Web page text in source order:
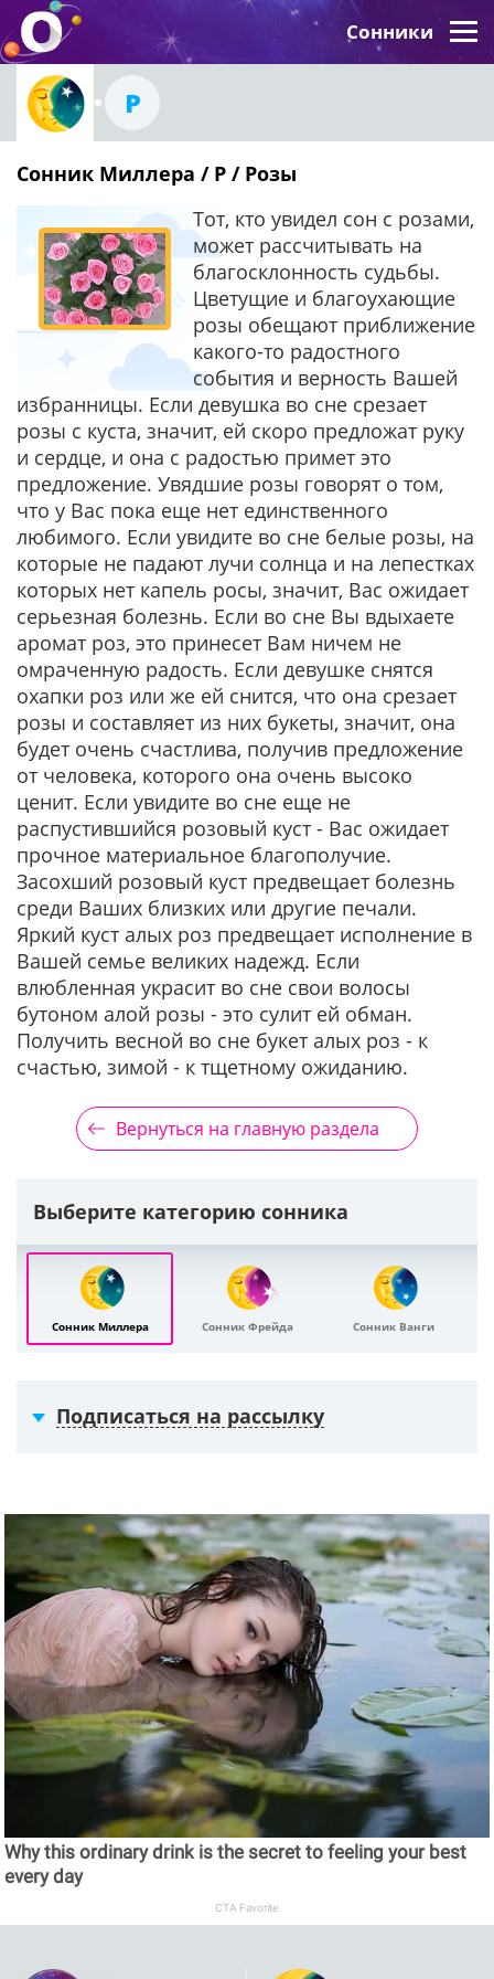
Сонники
Р
Сонник Миллера / Р / Розы
Тот, кто увидел сон с розами,
может рассчитывать на
благосклонность судьбы.
Цветущие и благоухающие
розы обещают приближение
какого-то радостного
события и верность Вашей
избранницы. Если девушка во сне срезает
розы с куста, значит, ей скоро предложат руку
и сердце, и она с радостью примет это
предложение. Увядшие розы говорят о том,
что у Вас пока еще нет единственного
любимого. Если увидите во сне белые розы, на
которые не падают лучи солнца и на лепестках
которых нет капель росы, значит, Вас ожидает
серьезная болезнь. Если во сне Вы вдыхаете
аромат роз, это принесет Вам ничем не
омраченную радость. Если девушке снятся
охапки роз или же ей снится, что она срезает
розы и составляет из них букеты, значит, она
будет очень счастлива, получив предложение
от человека, которого она очень высоко
ценит. Если увидите во сне еще не
распустившийся розовый куст - Вас ожидает
прочное материальное благополучие.
Засохший розовый куст предвещает болезнь
среди Ваших близких или другие печали.
Яркий куст алых роз предвещает исполнение в
Вашей семье великих надежд. Если
влюбленная украсит во сне свои волосы
бутоном алой розы - это сулит ей обман.
Получить весной во сне букет алых роз - к
счастью, зимой - к тщетному ожиданию.
Вернуться на главную раздела
Выберите категорию сонника
Сонник Миллера Сонник Фрейда Сонник Ванги
Подписаться на рассылку
Why this ordinary drink is the secret to feeling your best
every day
CTA Favorite